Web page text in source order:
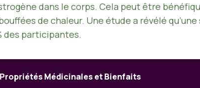
dans le corps. Cela peut être
de chaleur. Une étude a révélé
des participantes.
Médicinales et Bienfaits